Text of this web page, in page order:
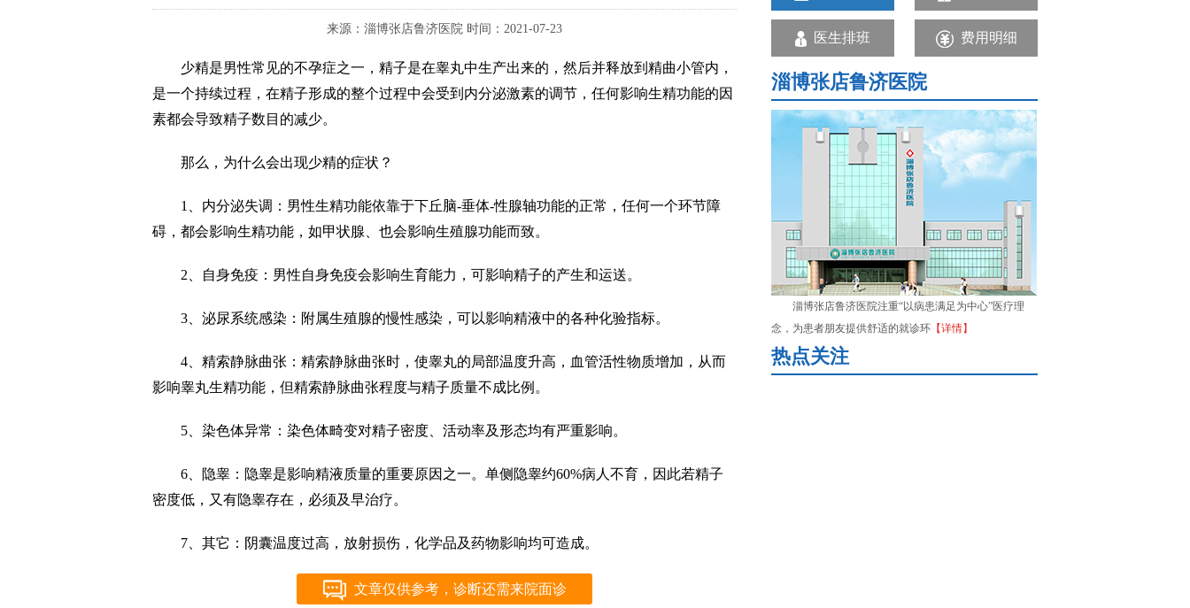
来源： 淄博张店鲁济医院 时间：2021-07-23
少精是男性常见的不孕症之一，精子是在睾丸中生产出来的，然后并释放到精曲小管内，
是一个持续过程，在精子形成的整个过程中会受到内分泌激素的调节，任何影响生精功能的因
素都会导致精子数目的减少。
那么，为什么会出现少精的症状？
1、内分泌失调：男性生精功能依靠于下丘脑-垂体-性腺轴功能的正常，任何一个环节障
碍，都会影响生精功能，如甲状腺、也会影响生殖腺功能而致。
2、自身免疫：男性自身免疫会影响生育能力，可影响精子的产生和运送。
3、泌尿系统感染：附属生殖腺的慢性感染，可以影响精液中的各种化验指标。
4、精索静脉曲张：精索静脉曲张时，使睾丸的局部温度升高，血管活性物质增加，从而
影响睾丸生精功能，但精索静脉曲张程度与精子质量不成比例。
5、染色体异常：染色体畸变对精子密度、活动率及形态均有严重影响。
6、隐睾：隐睾是影响精液质量的重要原因之一。单侧隐睾约60%病人不育，因此若精子
密度低，又有隐睾存在，必须及早治疗。
7、其它：阴囊温度过高，放射损伤，化学品及药物影响均可造成。
文章仅供参考，诊断还需来院面诊
医生排班 费用明细
淄博张店鲁济医院
淄博张店鲁济医院注重“以病患满足为中心”医疗理
念，为患者朋友提供舒适的就诊环 【详情】
热点关注